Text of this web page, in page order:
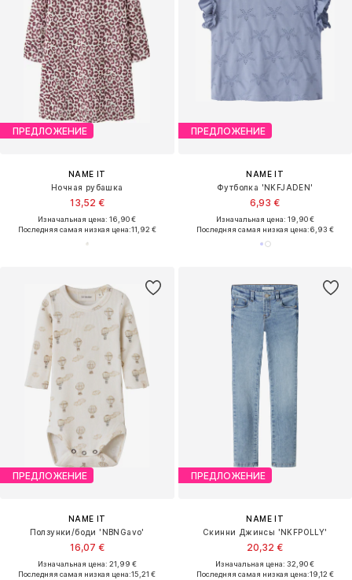
ПРЕДЛОЖЕНИЕ
NAME IT
Ночная рубашка
13,52 €
Изначальная цена: 16,90 €
Последняя самая низкая цена:11,92 €
ПРЕДЛОЖЕНИЕ
NAME IT
Футболка 'NKFJADEN'
6,93 €
Изначальная цена: 19,90 €
Последняя самая низкая цена:6,93 €
ПРЕДЛОЖЕНИЕ
NAME IT
Ползунки/боди 'NBNGavo'
16,07 €
Изначальная цена: 21,99 €
Последняя самая низкая цена:15,21 €
ПРЕДЛОЖЕНИЕ
NAME IT
Скинни Джинсы 'NKFPOLLY'
20,32 €
Изначальная цена: 32,90 €
Последняя самая низкая цена:19,12 €